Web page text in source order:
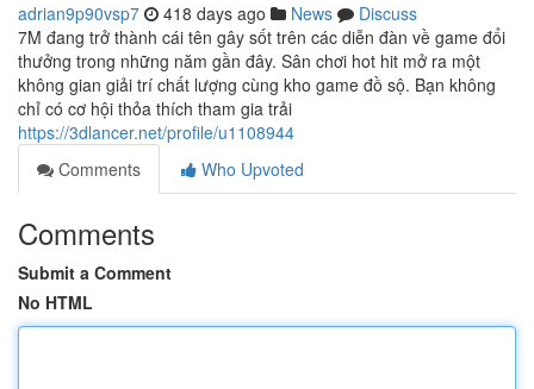
adrian9p90vsp7 418 days ago News
Discuss
7M đang trở thành cái tên gây sốt trên các diễn đàn về game đổi
thưởng trong những năm gần đây. Sân chơi hot hit mở ra một
không gian giải trí chất lượng cùng kho game đồ sộ. Bạn không
chỉ có cơ hội thỏa thích tham gia trải
https://3dlancer.net/profile/u1108944
Comments
Who Upvoted
Comments
Submit a Comment
No HTML